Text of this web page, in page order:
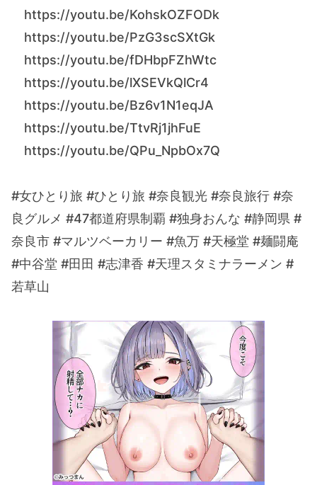
https://youtu.be/KohskOZFODk
https://youtu.be/PzG3scSXtGk
https://youtu.be/fDHbpFZhWtc
https://youtu.be/lXSEVkQlCr4
https://youtu.be/Bz6v1N1eqJA
https://youtu.be/TtvRj1jhFuE
https://youtu.be/QPu_NpbOx7Q
#女ひとり旅 #ひとり旅 #奈良観光 #奈良旅行 #奈
良グルメ #47都道府県制覇 #独身おんな #静岡県 #
奈良市 #マルツベーカリー #魚万 #天極堂 #麺闘庵
#中谷堂 #田田 #志津香 #天理スタミナラーメン #
若草山